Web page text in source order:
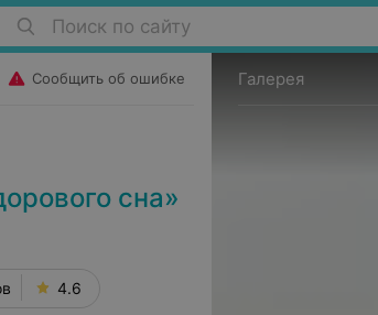
Поиск по сайту
Сообщить об ошибке
сна»
4.6
Галерея